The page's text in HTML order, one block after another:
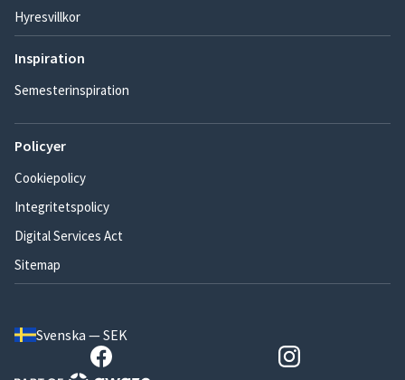
Hyresvillkor
Inspiration
Semesterinspiration
Policyer
Cookiepolicy
Integritetspolicy
Digital Services Act
Sitemap
Svenska — SEK